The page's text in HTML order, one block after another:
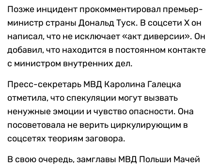
Позже инцидент прокомментировал премьер-
министр страны Дональд Туск. В соцсети X он
написал, что не исключает «акт диверсии». Он
добавил, что находится в постоянном контакте
с министром внутренних дел.
Пресс-секретарь МВД Каролина Галецка
отметила, что спекуляции могут вызвать
ненужные эмоции и чувство опасности. Она
посоветовала не верить циркулирующим в
соцсетях теориям заговора.
В свою очередь, замглавы МВД Польши Мачей